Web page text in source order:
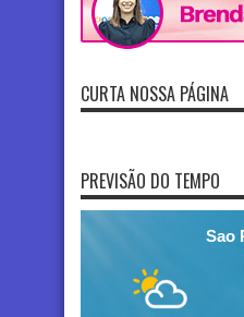
CURTA NOSSA PÁGINA
PREVISÃO DO TEMPO
Sao